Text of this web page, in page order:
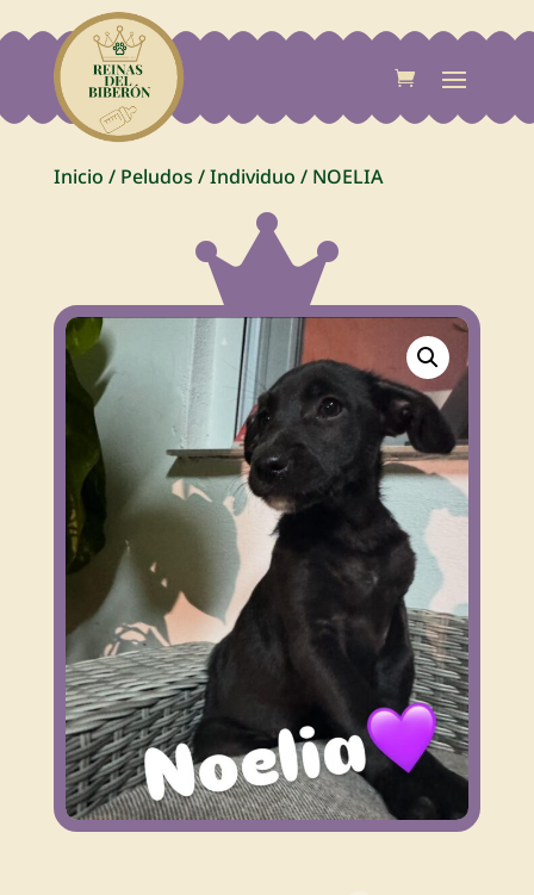
Inicio / Peludos /Individuo / NOELIA
